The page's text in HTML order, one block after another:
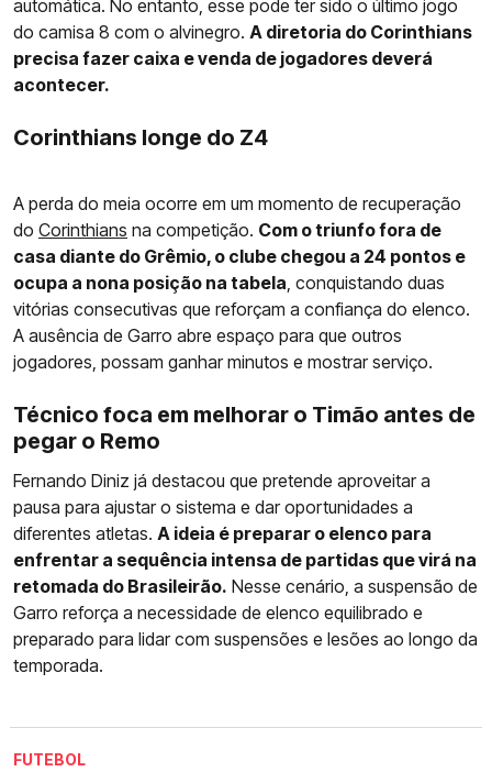
automática. No entanto, esse pode ter sido o último jogo
do camisa 8 com o alvinegro. A diretoria do Corinthians
precisa fazer caixa e venda de jogadores deverá
acontecer.
Corinthians longe do Z4
A perda do meia ocorre em um momento de recuperação
do Corinthians na competição. Com o triunfo fora de
casa diante do Grêmio, o clube chegou a 24 pontos e
ocupa a nona posição na tabela, conquistando duas
vitórias consecutivas que reforçam a confiança do elenco.
A ausência de Garro abre espaço para que outros
jogadores, possam ganhar minutos e mostrar serviço.
Técnico foca em melhorar o Timão antes de
pegar o Remo
Fernando Diniz já destacou que pretende aproveitar a
pausa para ajustar o sistema e dar oportunidades a
diferentes atletas. A ideia é preparar o elenco para
enfrentar a sequência intensa de partidas que virá na
retomada do Brasileirão. Nesse cenário, a suspensão de
Garro reforça a necessidade de elenco equilibrado e
preparado para lidar com suspensões e lesões ao longo da
temporada.
FUTEBOL